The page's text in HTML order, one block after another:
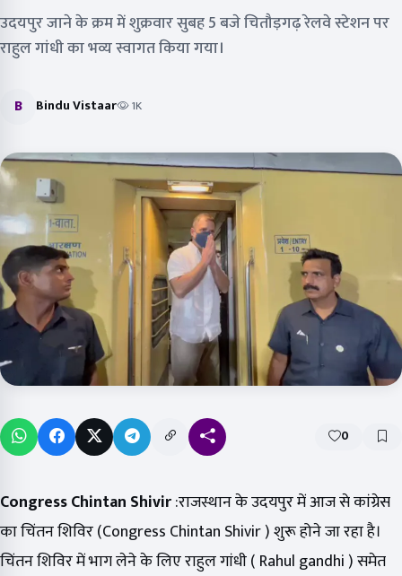
उदयपुर जाने के क्रम में शुक्रवार सुबह 5 बजे चितौड़गढ़ रेलवे स्टेशन पर
राहुल गांधी का भव्य स्वागत किया गया।
B Bindu Vistaar 1K
0
Congress Chintan Shivir:राजस्थान के उदयपुर में आज से कांग्रेस
का चिंतन शिविर (Congress Chintan Shivir ) शुरू होने जा रहा है।
चिंतन शिविर में भाग लेने के लिए राहुल गांधी ( Rahul gandhi ) समेत